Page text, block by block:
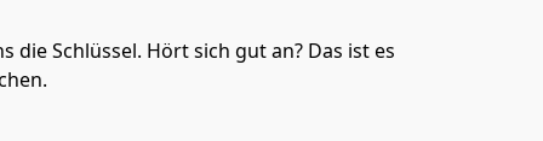
Schlüssel. Hört sich gut an? Das ist es